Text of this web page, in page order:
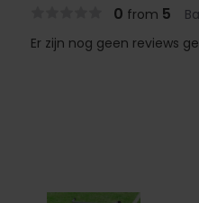
0 from 5
Er zijn nog geen reviews